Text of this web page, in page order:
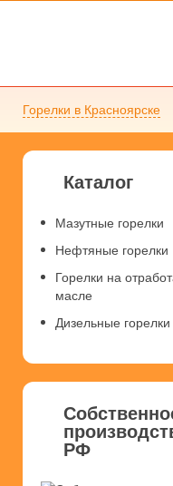
Горелки в Красноярске
Каталог
Мазутные горелки
Нефтяные горелки
Горелки на
масле
Дизельные горелки
РФ